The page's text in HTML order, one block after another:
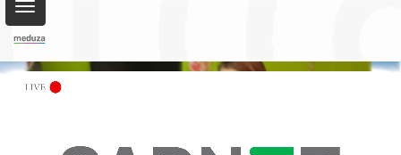
Toggle
navigation